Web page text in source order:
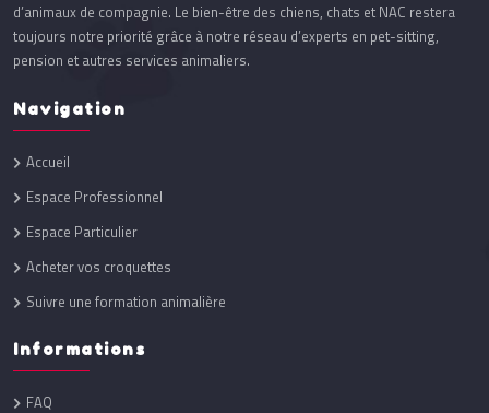
d’animaux de compagnie. Le bien-être des chiens, chats et NAC restera
toujours notre priorité grâce à notre réseau d’experts en pet-sitting,
pension et autres services animaliers.
Navigation
Accueil
Espace Professionnel
Espace Particulier
Acheter vos croquettes
Suivre une formation animalière
Informations
FAQ